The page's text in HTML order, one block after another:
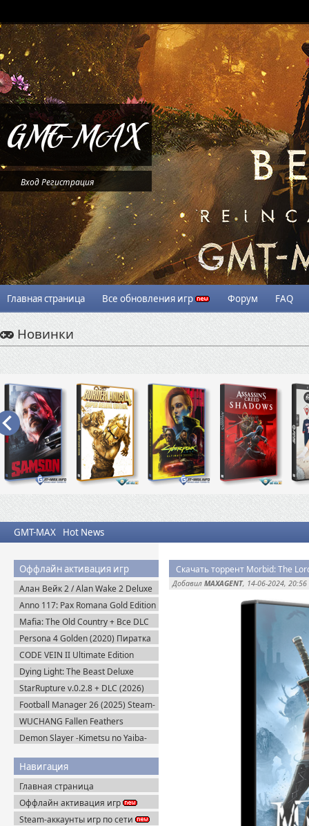
ВходРегистрация
Главная страница Все обновления игр Форум FAQ
Новинки
GMT-MAX Hot News
Оффлайн активация игр
Алан Вейк 2 / Alan Wake 2 Deluxe
Edition v.1.2.8 + DLC (2023)
Пиратка
Anno 117: Pax Romana Gold Edition
(2025) Uplay-Rip
Mafia: The Old Country + Все DLC
(2025) Пиратка
Persona 4 Golden (2020) Пиратка
CODE VEIN II Ultimate Edition
(2026) Steam-Rip
Dying Light: The Beast Deluxe
Edition v.1.6.4 + Все DLC (2025)
Пиратка
StarRupture v.0.2.8 + DLC (2026)
Пиратка
Football Manager 26 (2025) Steam-
Rip
WUCHANG Fallen Feathers
v.179951 + Все DLC (2025)
Пиратка
Demon Slayer -Kimetsu no Yaiba-
Навигация
Главная страница
Оффлайн активация игр
Steam-аккаунты игр по сети
Скачать торрент Morbid: The
Добавил MAXAGENT, 14-06-2024, 20:56